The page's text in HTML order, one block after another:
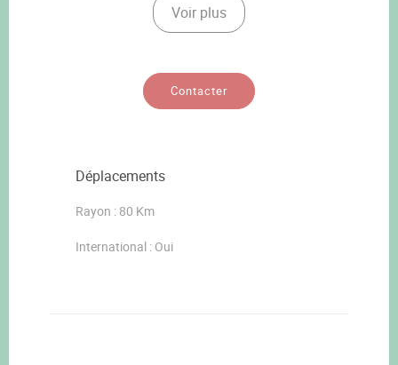
Voir plus
Contacter
Déplacements
Rayon : 80 Km
International : Oui